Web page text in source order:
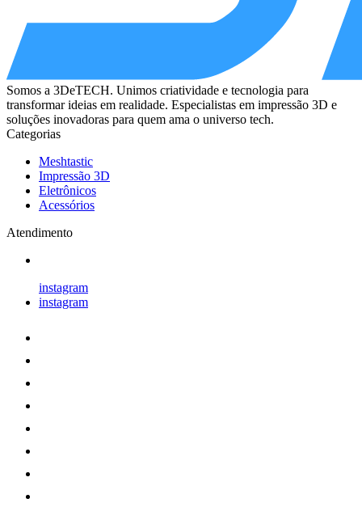
Somos a 3DeTECH. Unimos criatividade e tecnologia para
transformar ideias em realidade. Especialistas em impressão 3D e
soluções inovadoras para quem ama o universo tech.
Categorias
Meshtastic
Impressão 3D
Eletrônicos
Acessórios
Atendimento
instagram
instagram